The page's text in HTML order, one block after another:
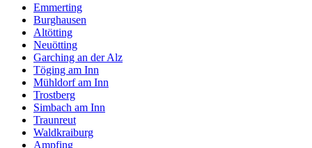
Emmerting
Burghausen
Altötting
Neuötting
Garching an der Alz
Töging am Inn
Mühldorf am Inn
Trostberg
Simbach am Inn
Traunreut
Waldkraiburg
Ampfing